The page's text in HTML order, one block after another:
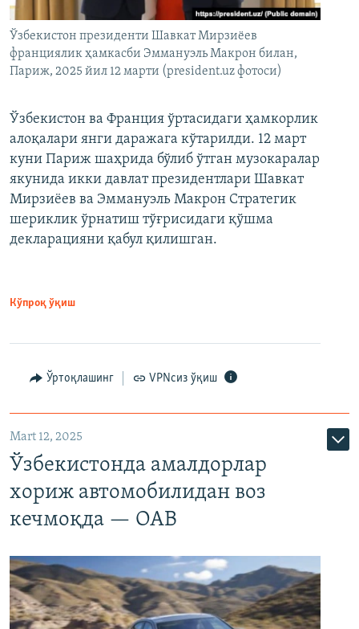
Ўзбекистон президенти Шавкат Мирзиёев
франциялик ҳамкасби Эммануэль Макрон билан,
Париж, 2025 йил 12 марти (president.uz фотоси)
Ўзбекистон ва Франция ўртасидаги ҳамкорлик
алоқалари янги даражага кўтарилди. 12 март
куни Париж шаҳрида бўлиб ўтган музокаралар
якунида икки давлат президентлари Шавкат
Мирзиёев ва Эммануэль Макрон Стратегик
шериклик ўрнатиш тўғрисидаги қўшма
декларацияни қабул қилишган.
Кўпроқ ўқиш
Ўртоқлашинг VPNсиз ўқиш
Mart 12, 2025
Ўзбекистонда амалдорлар
хориж автомобилидан воз
кечмоқда — ОАВ